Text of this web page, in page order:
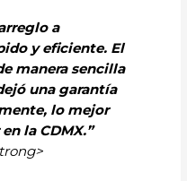
a
y eficiente. El
manera sencilla
una garantía
lo mejor
la CDMX.”